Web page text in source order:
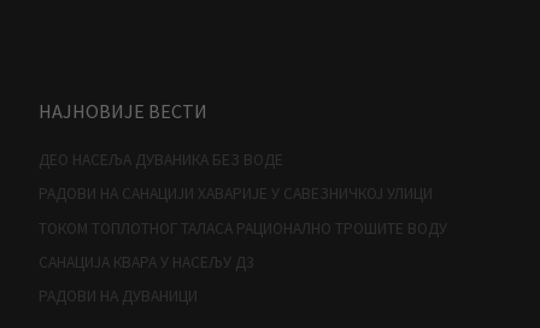
НАЈНОВИЈЕ ВЕСТИ
ДЕО НАСЕЉА ДУВАНИКА БЕЗ ВОДЕ
РАДОВИ НА САНАЦИЈИ ХАВАРИЈЕ У САВЕЗНИЧКОЈ УЛИЦИ
ТОКОМ ТОПЛОТНОГ ТАЛАСА РАЦИОНАЛНО ТРОШИТЕ ВОДУ
САНАЦИЈА КВАРА У НАСЕЉУ Д3
РАДОВИ НА ДУВАНИЦИ